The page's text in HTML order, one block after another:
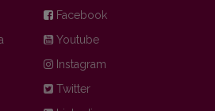
Facebook
Youtube
Instagram
Twitter